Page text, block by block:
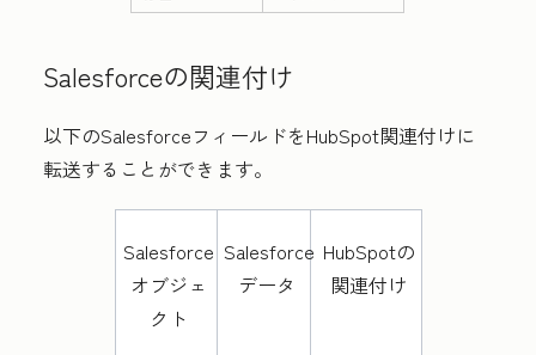
Salesforceの関連付け
以下のSalesforceフィールドをHubSpot関連付けに
転送することができます。
Salesforce
オブジェ
クト
Salesforce
データ
HubSpotの
関連付け